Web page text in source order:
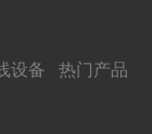
设备
热门产品